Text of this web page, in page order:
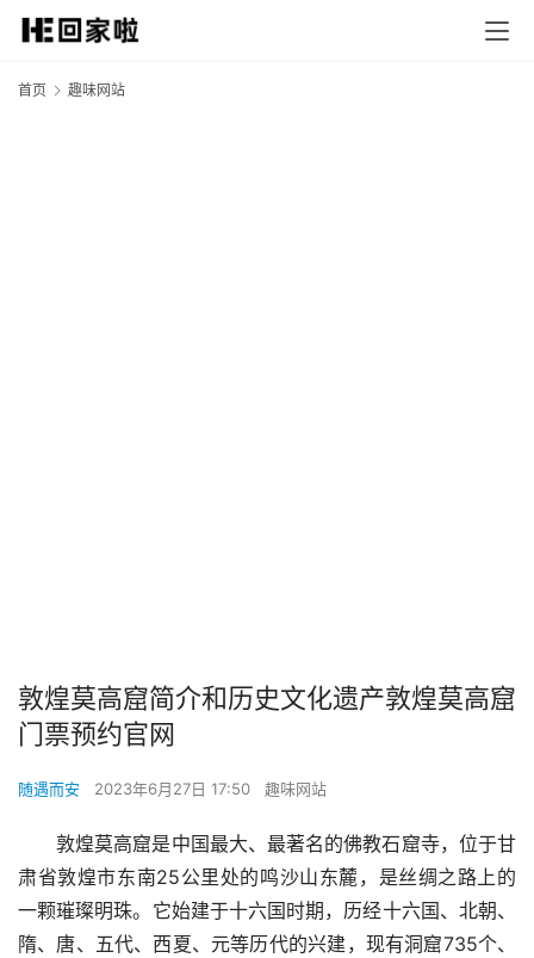
首页 趣味网站
敦煌莫高窟简介和历史文化遗产敦煌莫高窟
门票预约官网
随遇而安 2023年6月27日 17:50 趣味网站
敦煌莫高窟是中国最大、最著名的佛教石窟寺，位于甘
肃省敦煌市东南25公里处的鸣沙山东麓，是丝绸之路上的
一颗璀璨明珠。它始建于十六国时期，历经十六国、北朝、
隋、唐、五代、西夏、元等历代的兴建，现有洞窟735个、